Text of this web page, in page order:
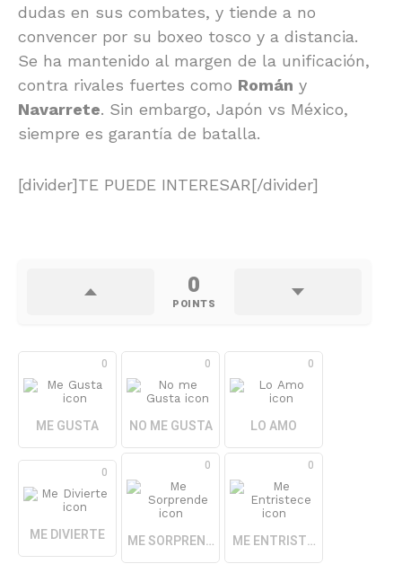
dudas en sus combates, y tiende a no
convencer por su boxeo tosco y a distancia.
Se ha mantenido al margen de la unificación,
contra rivales fuertes como Román y
Navarrete. Sin embargo, Japón vs México,
siempre es garantía de batalla.
[divider]TE PUEDE INTERESAR[/divider]
0
POINTS
0
ME GUSTA
0
NO ME GUSTA
0
LO AMO
0
ME DIVIERTE
0
ME SORPRENDE
0
ME ENTRISTECE